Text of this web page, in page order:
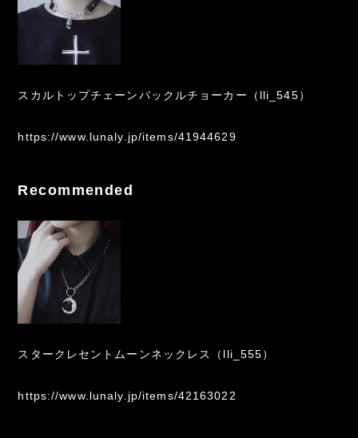
スカルトップチェーンバックルチョーカー（lli_545）
https://www.lunaly.jp/items/41944629
Recommended
スタークレセントムーンネックレス（lli_555）
https://www.lunaly.jp/items/42163022